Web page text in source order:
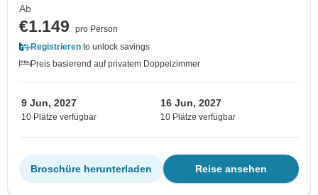
Ab
€1.149
pro Person
Registrieren to unlock savings
Preis basierend auf privatem Doppelzimmer
9 Jun, 2027
10 Plätze verfügbar
16 Jun, 2027
10 Plätze verfügbar
Reise ansehen
Broschüre herunterladen